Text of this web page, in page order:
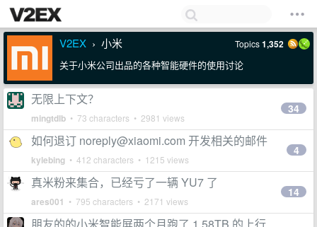
V2EX › 小米 Topics1,352
关于小米公司出品的各种智能硬件的使用讨论
无限上下文？
mingtdlb • 73 characters • 2981 views
34
如何退订 noreply@xiaomi.com 开发相关的邮件
kylebing • 412 characters • 1215 views
4
真米粉来集合，已经亏了一辆 YU7 了
ares001 • 795 characters • 2171 views
14